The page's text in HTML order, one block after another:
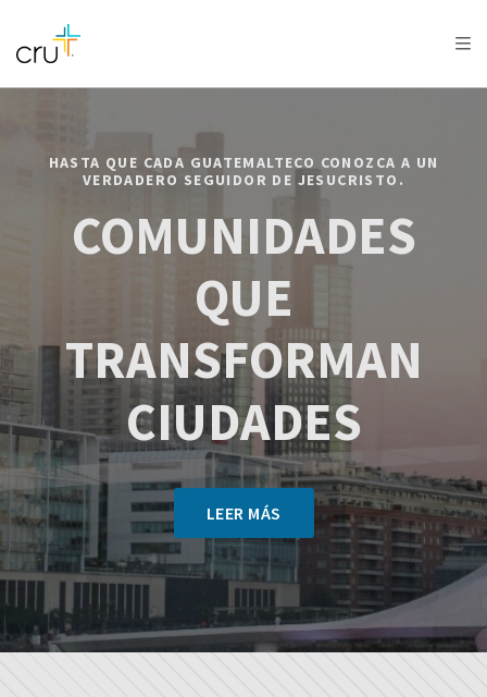
AFRICA
AMERICA / CARIBBEAN
OCEANIA
HASTA QUE CADA GUATEMALTECO CONOZCA A UN
VERDADERO SEGUIDOR DE JESUCRISTO.
COMUNIDADES
QUE
TRANSFORMAN
CIUDADES
LEER MÁS